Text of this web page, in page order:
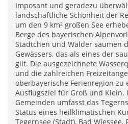
Imposant und geradezu
landschaftliche Schönheit der
um den 9 km² großen See
Berge des bayerischen
Städtchen und Wälder säumen
Gewässers, das als eines der
gilt. Die ausgezeichnete
und die zahlreichen
oberbayerische Ferienregion zu
Ausflugsziel für Groß und Klein.
Gemeinden umfasst das
Status eines heilklimatischen
Tegernsee (Stadt), Bad